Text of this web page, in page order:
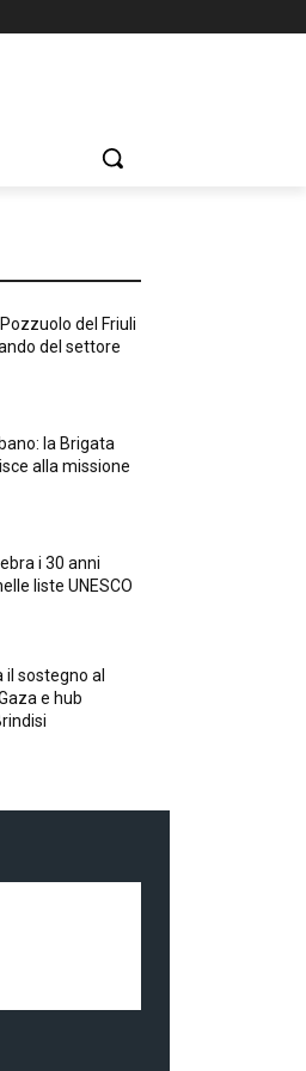
del Friuli
del settore
la Brigata
alla missione
i 30 anni
liste UNESCO
sostegno al
e hub